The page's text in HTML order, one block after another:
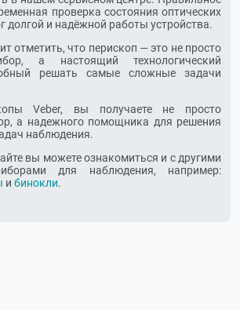
проверка состояния оптических
долгой и надёжной работы устройства.
отметить, что перископ — это не просто
а настоящий технологический
решать самые сложные задачи
Veber, вы получаете не просто
а надежного помощника для решения
наблюдения.
вы можете ознакомиться и с другими
для наблюдения, например:
и бинокли.